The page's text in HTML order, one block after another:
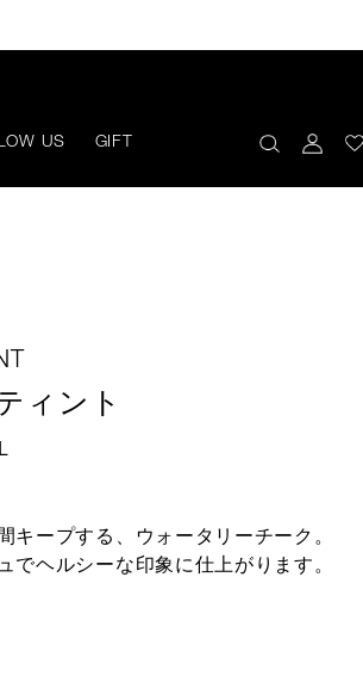
US GIFT
ィント
キープする、ウォータリーチーク。
でヘルシーな印象に仕上がります。